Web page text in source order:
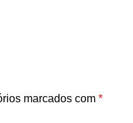
marcados com *